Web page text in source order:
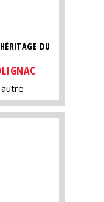
DU
autre